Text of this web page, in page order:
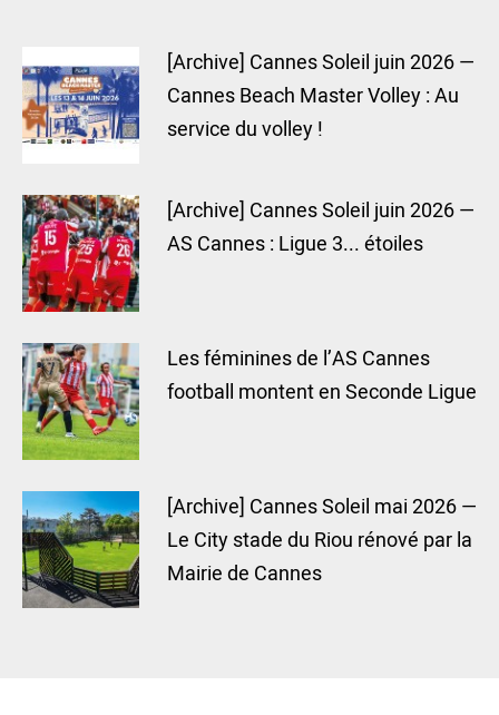
[Archive] Cannes Soleil juin 2026 —
Cannes Beach Master Volley : Au
service du volley !
[Archive] Cannes Soleil juin 2026 —
AS Cannes : Ligue 3... étoiles
Les féminines de l’AS Cannes
football montent en Seconde Ligue
[Archive] Cannes Soleil mai 2026 —
Le City stade du Riou rénové par la
Mairie de Cannes